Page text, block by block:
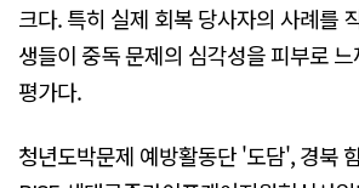
크다. 특히 실제 회복 당사자의 사례를
생들이 중독 문제의 심각성을 피부로
평가다.
청년도박문제 예방활동단 '도담', 경북